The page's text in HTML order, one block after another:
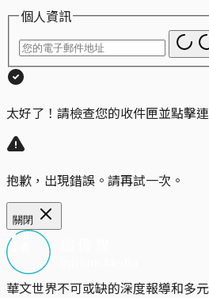
個人資訊
太好了！請檢查您的收件匣並點擊
抱歉，出現錯誤。請再試一次。
關閉
華文世界不可或缺的深度報導和多